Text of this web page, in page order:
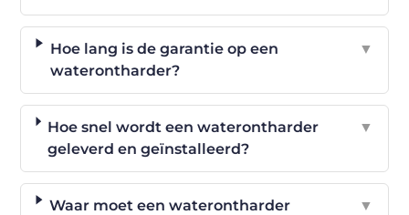
Hoe lang is de garantie op een
waterontharder?
▼
Hoe snel wordt een waterontharder
geleverd en geïnstalleerd?
▼
Waar moet een waterontharder
▼